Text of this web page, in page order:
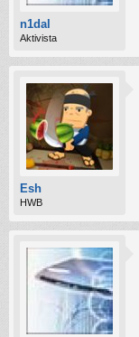
n1dal
Aktivista
Esh
HWB